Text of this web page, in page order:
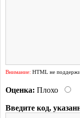
Внимание: HTML не
Оценка: Плохо
Введите код,